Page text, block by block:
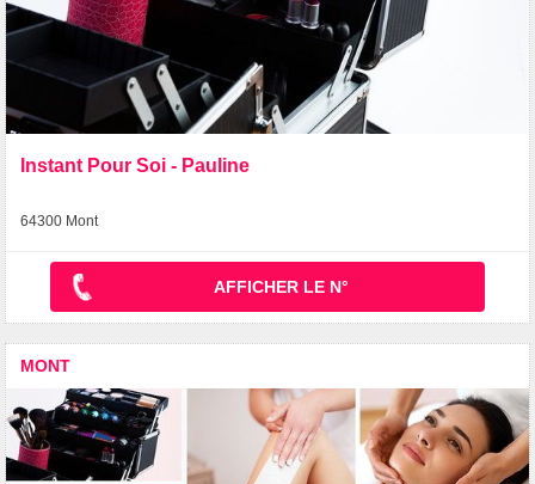
Instant Pour Soi - Pauline
64300 Mont
AFFICHER LE N°
MONT